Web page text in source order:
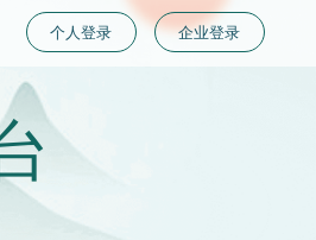
个人登录 企业登录